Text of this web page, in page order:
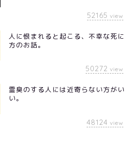
52165 view
人に恨まれると起こる、不幸な死に
方のお話。
50272 view
霊臭のする人には近寄らない方がい
い。
48124 view